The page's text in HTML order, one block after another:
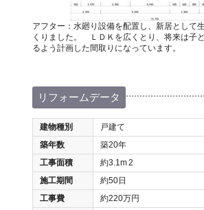
アフター：水廻り設備を配置し、新居として
くりました。 ＬＤＫを広くとり、将来は子
るよう計画した間取りになっています。
リフォームデータ
建物種別
戸建て
築年数
築20年
工事面積
約3.1m2
施工期間
約50日
工事費
約220万円